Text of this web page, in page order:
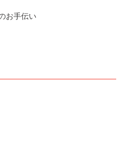
お手伝い